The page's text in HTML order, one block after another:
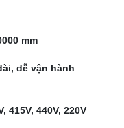
mm
dễ vận hành
415V, 440V, 220V